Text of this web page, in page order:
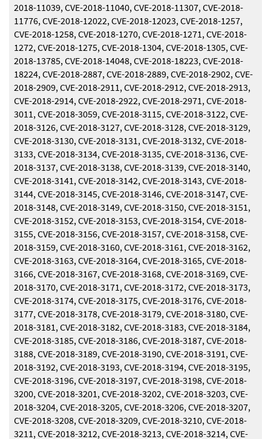
2018-11039, CVE-2018-11040, CVE-2018-11307, CVE-2018-
11776, CVE-2018-12022, CVE-2018-12023, CVE-2018-1257,
CVE-2018-1258, CVE-2018-1270, CVE-2018-1271, CVE-2018-
1272, CVE-2018-1275, CVE-2018-1304, CVE-2018-1305, CVE-
2018-13785, CVE-2018-14048, CVE-2018-18223, CVE-2018-
18224, CVE-2018-2887, CVE-2018-2889, CVE-2018-2902, CVE-
2018-2909, CVE-2018-2911, CVE-2018-2912, CVE-2018-2913,
CVE-2018-2914, CVE-2018-2922, CVE-2018-2971, CVE-2018-
3011, CVE-2018-3059, CVE-2018-3115, CVE-2018-3122, CVE-
2018-3126, CVE-2018-3127, CVE-2018-3128, CVE-2018-3129,
CVE-2018-3130, CVE-2018-3131, CVE-2018-3132, CVE-2018-
3133, CVE-2018-3134, CVE-2018-3135, CVE-2018-3136, CVE-
2018-3137, CVE-2018-3138, CVE-2018-3139, CVE-2018-3140,
CVE-2018-3141, CVE-2018-3142, CVE-2018-3143, CVE-2018-
3144, CVE-2018-3145, CVE-2018-3146, CVE-2018-3147, CVE-
2018-3148, CVE-2018-3149, CVE-2018-3150, CVE-2018-3151,
CVE-2018-3152, CVE-2018-3153, CVE-2018-3154, CVE-2018-
3155, CVE-2018-3156, CVE-2018-3157, CVE-2018-3158, CVE-
2018-3159, CVE-2018-3160, CVE-2018-3161, CVE-2018-3162,
CVE-2018-3163, CVE-2018-3164, CVE-2018-3165, CVE-2018-
3166, CVE-2018-3167, CVE-2018-3168, CVE-2018-3169, CVE-
2018-3170, CVE-2018-3171, CVE-2018-3172, CVE-2018-3173,
CVE-2018-3174, CVE-2018-3175, CVE-2018-3176, CVE-2018-
3177, CVE-2018-3178, CVE-2018-3179, CVE-2018-3180, CVE-
2018-3181, CVE-2018-3182, CVE-2018-3183, CVE-2018-3184,
CVE-2018-3185, CVE-2018-3186, CVE-2018-3187, CVE-2018-
3188, CVE-2018-3189, CVE-2018-3190, CVE-2018-3191, CVE-
2018-3192, CVE-2018-3193, CVE-2018-3194, CVE-2018-3195,
CVE-2018-3196, CVE-2018-3197, CVE-2018-3198, CVE-2018-
3200, CVE-2018-3201, CVE-2018-3202, CVE-2018-3203, CVE-
2018-3204, CVE-2018-3205, CVE-2018-3206, CVE-2018-3207,
CVE-2018-3208, CVE-2018-3209, CVE-2018-3210, CVE-2018-
3211, CVE-2018-3212, CVE-2018-3213, CVE-2018-3214, CVE-